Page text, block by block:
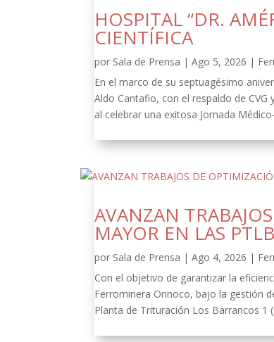
HOSPITAL “DR.
CIENTÍFICA
por Sala de Prensa |Ago 5, 2026 |
En el marco de su septuagésimo
Aldo Cantafio, con el respaldo de
al celebrar una exitosa Jornada
AVANZAN
MAYOR EN LAS PTLB
por Sala de Prensa |Ago 4, 2026 |
Con el objetivo de garantizar la
Ferrominera Orinoco, bajo la gestión
Planta de Trituración Los Barrancos 1